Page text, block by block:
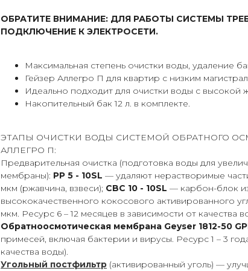
ОБРАТИТЕ ВНИМАНИЕ: ДЛЯ РАБОТЫ СИСТЕМЫ
ПОДКЛЮЧЕНИЕ К ЭЛЕКТРОСЕТИ.
Максимальная степень очистки воды, удаление
Гейзер Аллегро П для квартир с низким
Идеально подходит для очистки воды с высокой
Накопительный бак 12 л. в комплекте.
ЭТАПЫ ОЧИСТКИ ВОДЫ СИСТЕМОЙ ОБРАТНОГО
АЛЛЕГРО П:
Предварительная очистка (подготовка воды для
мембраны): РР 5 - 10SL — удаляют нерастворимые
мкм (ржавчина, взвеси); CBC 10 - 10SL — карбон-блок
высококачественного кокосового активированного
мкм. Ресурс 6 – 12 месяцев в зависимости от качества
Обратноосмотическая мембрана Geyser 1812-50
примесей, включая бактерии и вирусы. Ресурс 1 – 3
качества воды).
Угольный постфильтр (активированный уголь) —